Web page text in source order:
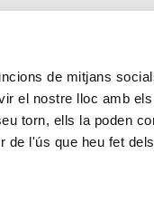
de mitjans
el nostre lloc amb
torn, ells la poden
de l'ús que heu fet
MÉS CREAND
Actualitat